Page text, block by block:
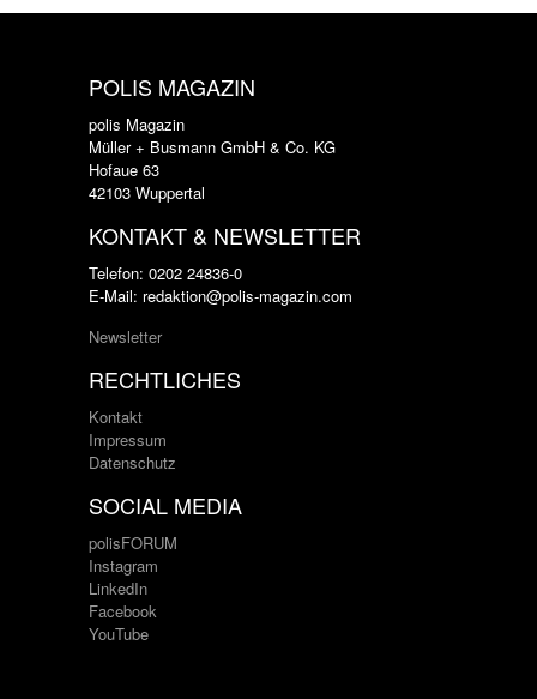
POLIS MAGAZIN
polis Magazin
Müller + Busmann GmbH & Co. KG
Hofaue 63
42103 Wuppertal
KONTAKT & NEWSLETTER
Telefon: 0202 24836-0
E-Mail: redaktion@polis-magazin.com
Newsletter
RECHTLICHES
Kontakt
Impressum
Datenschutz
SOCIAL MEDIA
polisFORUM
Instagram
LinkedIn
Facebook
YouTube